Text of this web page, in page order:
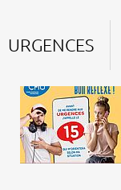
URGENCES